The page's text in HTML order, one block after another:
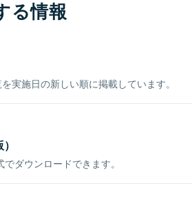
る情報
実施日の新しい順に掲載しています。
ダウンロードできます。